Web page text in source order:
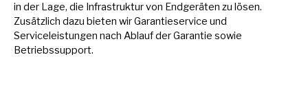
in der Lage, die Infrastruktur von Endgeräten zu lösen.
Zusätzlich dazu bieten wir Garantieservice und
Serviceleistungen nach Ablauf der Garantie sowie
Betriebssupport.